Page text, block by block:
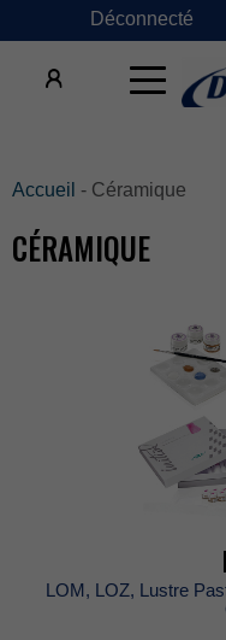
Déconnecté
×
Accueil -Céramique
CÉRAMIQUE